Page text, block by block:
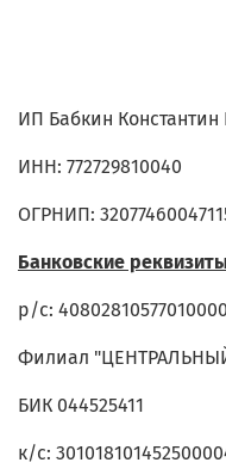
ИП Бабкин
ИНН: 772729810040
ОГРНИП:
Банковские
р/с:
Филиал
БИК 044525411
к/с: